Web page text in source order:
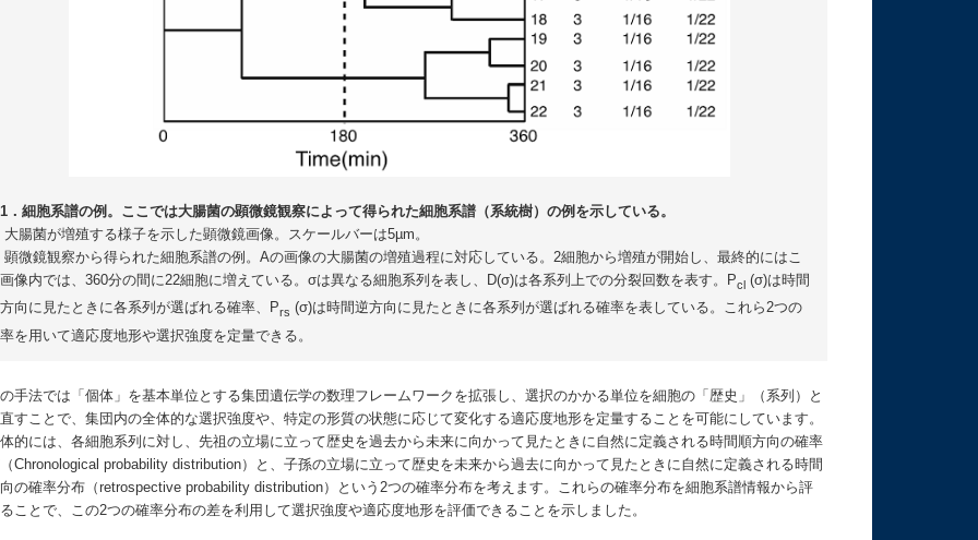
．細胞系譜の例。ここでは大腸菌の顕微鏡観察によって得られた細胞系譜（系統樹）の例を示している。
大腸菌が増殖する様子を示した顕微鏡画像。スケールバーは5µm。
顕微鏡観察から得られた細胞系譜の例。Aの画像の大腸菌の増殖過程に対応している。2細胞から増殖が開始し、最終的にはこ
像内では、360分の間に22細胞に増えている。σは異なる細胞系列を表し、D(σ)は各系列上での分裂回数を表す。Pcl(σ)は時間
向に見たときに各系列が選ばれる確率、Prs (σ)は時間逆方向に見たときに各系列が選ばれる確率を表している。これら2つの
を用いて適応度地形や選択強度を定量できる。
手法では「個体」を基本単位とする集団遺伝学の数理フレームワークを拡張し、選択のかかる単位を細胞の「歴史」（系列）と
すことで、集団内の全体的な選択強度や、特定の形質の状態に応じて変化する適応度地形を定量することを可能にしています。
的には、各細胞系列に対し、先祖の立場に立って歴史を過去から未来に向かって見たときに自然に定義される時間順方向の確率
Chronological probability distribution）と、子孫の立場に立って歴史を未来から過去に向かって見たときに自然に定義される時間
の確率分布（retrospective probability distribution）という2つの確率分布を考えます。これらの確率分布を細胞系譜情報から評
ことで、この2つの確率分布の差を利用して選択強度や適応度地形を評価できることを示しました。